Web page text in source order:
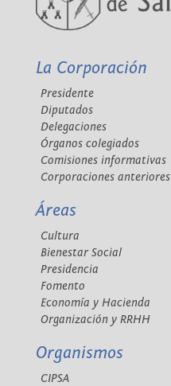
La Corporación
Presidente
Diputados
Delegaciones
Órganos colegiados
Comisiones informativas
Corporaciones anteriores
Áreas
Cultura
Bienestar Social
Presidencia
Fomento
Economía y Hacienda
Organización y RRHH
Organismos
CIPSA